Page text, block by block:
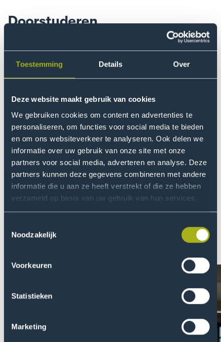
Toestemming Details Over
Deze website maakt gebruik van cookies
We gebruiken cookies om content en advertenties te
personaliseren, om functies voor social media te bieden
en om ons websiteverkeer te analyseren. Ook delen we
informatie over uw gebruik van onze site met onze
partners voor social media, adverteren en analyse. Deze
partners kunnen deze gegevens combineren met andere
informatie die u aan ze heeft verstrekt of die ze hebben
verzameld op basis van uw gebruik van hun services.
Noodzakelijk
Voorkeuren
Statistieken
Marketing
Doorstuderen
Het spannende vakgebied van data science en AI is
volop in ontwikkeling. Wie weet hoe het er over 4 jaar
voor staat? Wat we wel weten, is dat er naast de
bestaande masteropleidingen in binnen- en buitenland
continu nieuwe masteropleidingen worden ontwikkeld.
Met de bacheloropleiding Applied Data Science &
Artificial Intelligence bereiden wij je zo goed mogelijk
voor op een vervolgstudie. Zo bieden we bijvoorbeeld
een voorbereidingsminor voor universitaire
masteropleidingen, waarmee je bij sommige
universiteiten kunt instromen zonder schakeljaar.
Studenten over Applied Data
Intelligence
Open
pop-
van
Natasja
Open
de
pop-
up
van
Roel